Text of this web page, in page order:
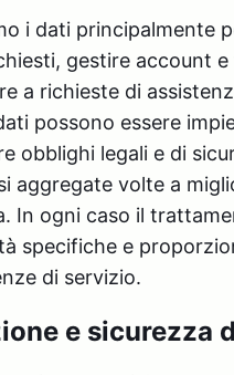
i dati principalmente
gestire account
a richieste di
possono essere
obblighi legali e di
aggregate volte a
In ogni caso il
specifiche e
di servizio.
e sicurezza